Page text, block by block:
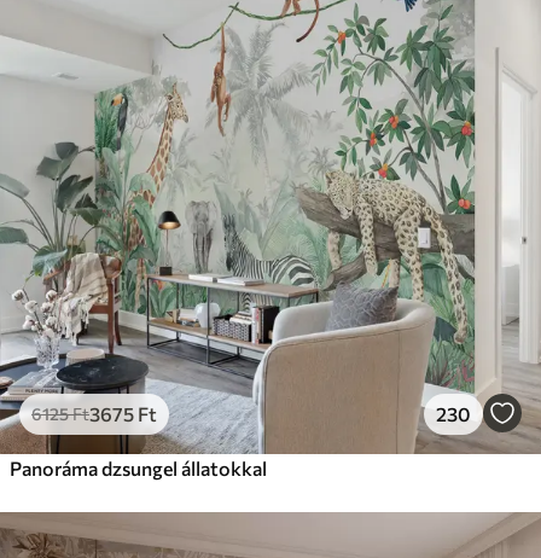
6125Ft3675 Ft 230
Panoráma dzsungel állatokkal